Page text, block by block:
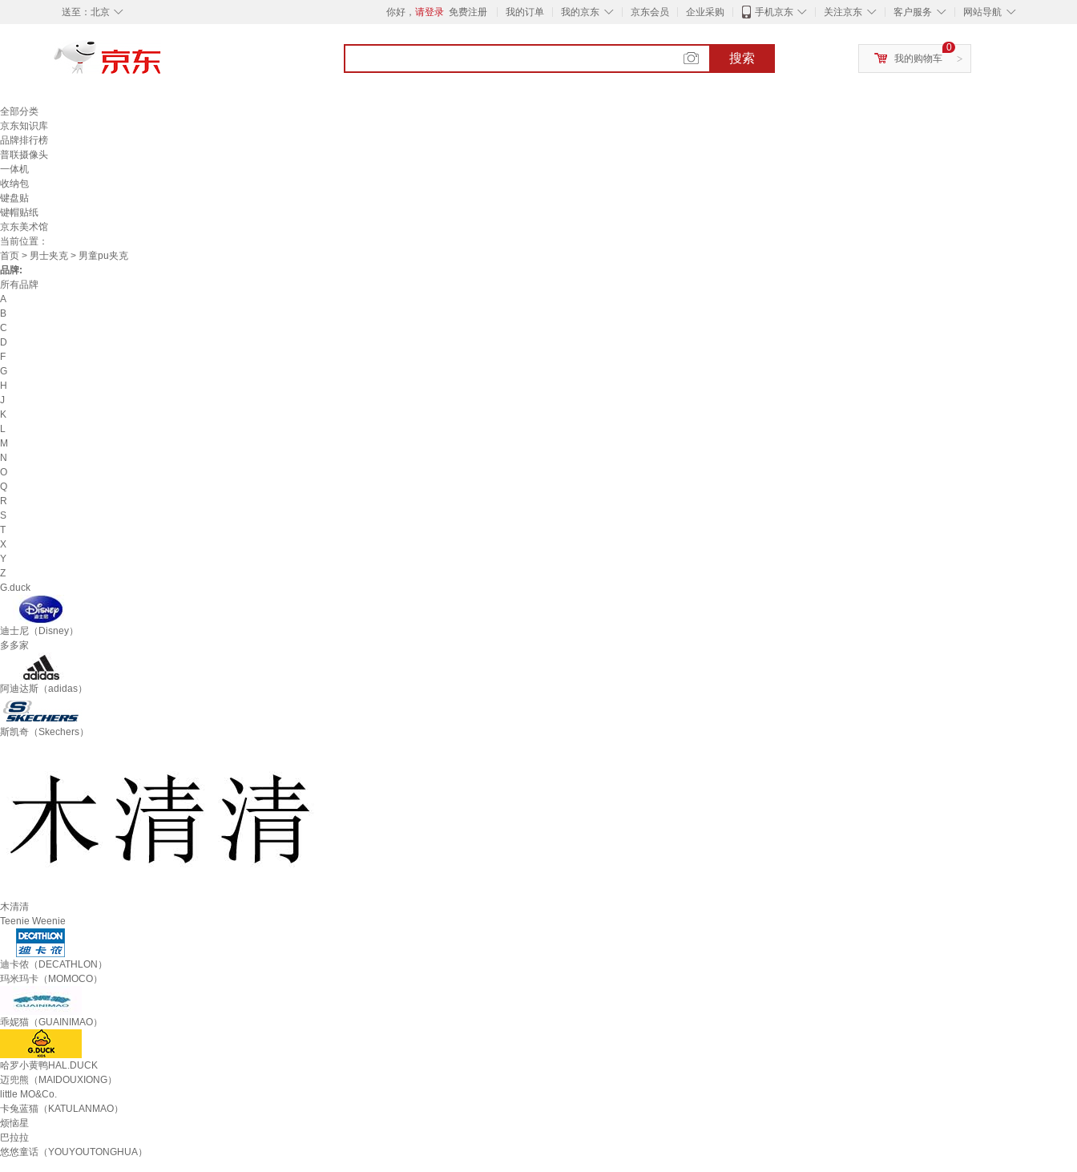
◇
送至： 北京 你好， 请登录 免费注册 我的订单 ◇
我的京东 京东会员 企业采购 ◇
手机京东 ◇
关注京东 ◇
客户服务 ◇
网站导航
搜索 >
0
我的购物车
全部分类
京东知识库
品牌排行榜
普联摄像头
一体机
收纳包
键盘贴
键帽贴纸
京东美术馆
当前位置：
首页 > 男士夹克 > 男童pu夹克
品牌:
所有品牌
A
B
C
D
F
G
H
J
K
L
M
N
O
Q
R
S
T
X
Y
Z
G.duck
迪士尼（Disney）
多多家
阿迪达斯（adidas）
斯凯奇（Skechers）
木清清
Teenie Weenie
迪卡侬（DECATHLON）
玛米玛卡（MOMOCO）
乖妮猫（GUAINIMAO）
哈罗小黄鸭HAL.DUCK
迈兜熊（MAIDOUXIONG）
little MO&Co.
卡兔蓝猫（KATULANMAO）
烦恼星
巴拉拉
悠悠童话（YOUYOUTONGHUA）